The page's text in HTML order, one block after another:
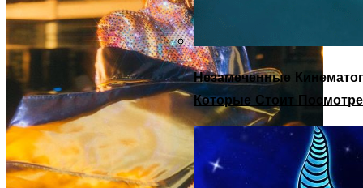
Незамеченные
Которые Стоит